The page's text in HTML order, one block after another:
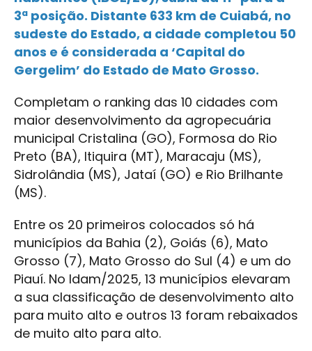
3ª posição. Distante 633 km de Cuiabá, no
sudeste do Estado, a cidade completou 50
anos e é considerada a ‘Capital do
Gergelim’ do Estado de Mato Grosso.
Completam o ranking das 10 cidades com
maior desenvolvimento da agropecuária
municipal Cristalina (GO), Formosa do Rio
Preto (BA), Itiquira (MT), Maracaju (MS),
Sidrolândia (MS), Jataí (GO) e Rio Brilhante
(MS).
Entre os 20 primeiros colocados só há
municípios da Bahia (2), Goiás (6), Mato
Grosso (7), Mato Grosso do Sul (4) e um do
Piauí. No Idam/2025, 13 municípios elevaram
a sua classificação de desenvolvimento alto
para muito alto e outros 13 foram rebaixados
de muito alto para alto.